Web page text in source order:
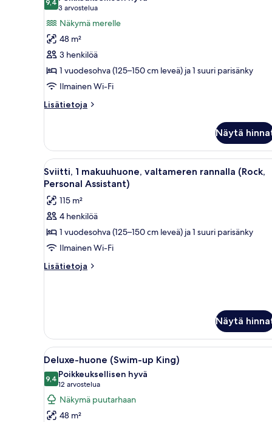
huonetyypin
Huone,
valtamerinäköala
(Rock
Royalty,
King)
kuvat
9,49,4 kautta 10
3 arvostelua
(3
arvostelua)
Näkymä merelle
48 m²
3 henkilöä
1 vuodesohva (125–150 cm leveä) ja 1 suuri parisänky
Ilmainen Wi-Fi
Lisätietoja
Lisätietoja
(Rock
Royalty,
King)
Näytä
Avaa
kaikki
huonetyypin
Sviitti,
1
makuuhuone,
valtameren
rannalla
Moderni kylpyhuone, jossa
11
Sviitti, 1 makuuhuone, valtameren rannalla (Rock,
Personal Assistant)
115 m²
4 henkilöä
1 vuodesohva (125–150 cm leveä) ja 1 suuri parisänky
Ilmainen Wi-Fi
Lisätietoja
Lisätietoja
rannalla
(Rock,
Personal
Assistant)
Näytä
Avaa
kaikki
huonetyypin
Deluxe-
huone
Moderni hotellihuone, jossa
9
Deluxe-huone (Swim-up King)
9,49,4 kautta 10
Poikkeuksellisen hyvä
12 arvostelua
(12
arvostelua)
Näkymä puutarhaan
48 m²